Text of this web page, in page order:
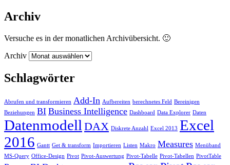
Archiv
Versuche es in der monatlichen Archivübersicht. 🙂
Archiv
Schlagwörter
Abrufen und transformieren Add-In Aufbereiten berechnetes Feld Bereinigen
Beziehungen BI Business Intelligence Dashboard Data Explorer Daten
Datenmodell DAX Diskrete Anzahl Excel 2013 Excel
2016 Gantt Get & transform Importieren Listen Makro Measures Menüband
MS-Query Office-Design Pivot Pivot-Auswertung Pivot-Tabelle Pivot-Tabellen PivotTable